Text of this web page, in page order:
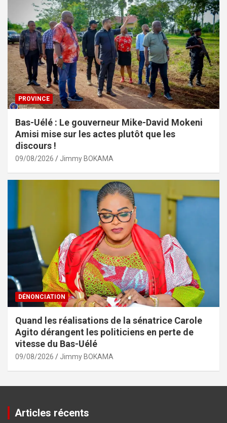
PROVINCE
Bas-Uélé : Le gouverneur Mike-David Mokeni
Amisi mise sur les actes plutôt que les
discours !
09/08/2026 Jimmy BOKAMA
DÉNONCIATION
Quand les réalisations de la sénatrice Carole
Agito dérangent les politiciens en perte de
vitesse du Bas-Uélé
09/08/2026 Jimmy BOKAMA
Articles récents